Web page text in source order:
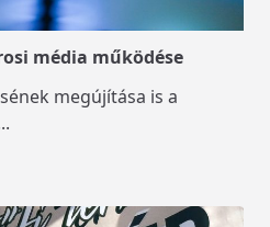
média működése
megújítása is a